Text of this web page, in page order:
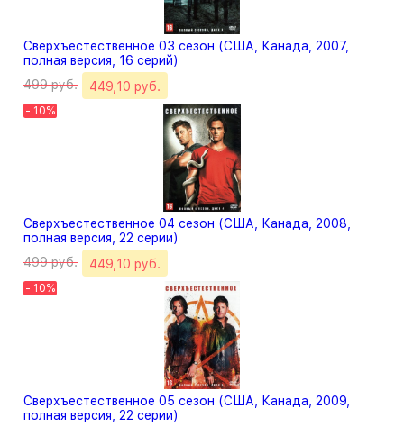
Сверхъестественное 03 сезон (США, Канада, 2007,
полная версия, 16 серий)
499 руб.
449,10 руб.
- 10%
Сверхъестественное 04 сезон (США, Канада, 2008,
полная версия, 22 серии)
499 руб.
449,10 руб.
- 10%
Сверхъестественное 05 сезон (США, Канада, 2009,
полная версия, 22 серии)